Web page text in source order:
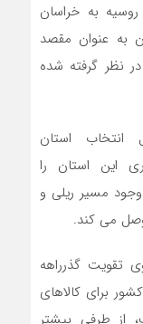
به خراسان
به عنوان مقصد
نظر گرفته شده
استان
این استان را
مسیر ریلی و
تقویت گذرراهه
برای کالاهای
از طرفی بیشتر